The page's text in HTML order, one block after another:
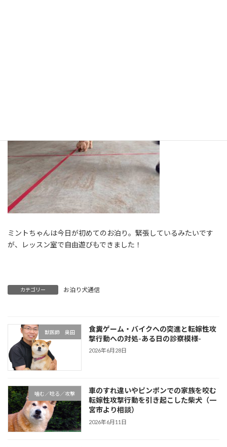
ミントちゃんは今日が初めてのお泊り。緊張しているみたいです
が、レッスン室で自由遊びもできました！
カテゴリー お泊り犬通信
獣医師 奥田
食糞ゲーム・バイクへの突進と転嫁性攻
撃行動への対処-ある日の診察模様-
2026年6月28日
噛む／唸る／攻撃
車のすれ違いやピンポンでの家族を咬む
転嫁性攻撃行動を引き起こした柴犬（一
宮市より相談）
2026年6月11日